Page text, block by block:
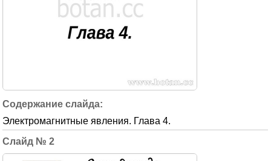
Электромагнитные явления. Глава 4.
2